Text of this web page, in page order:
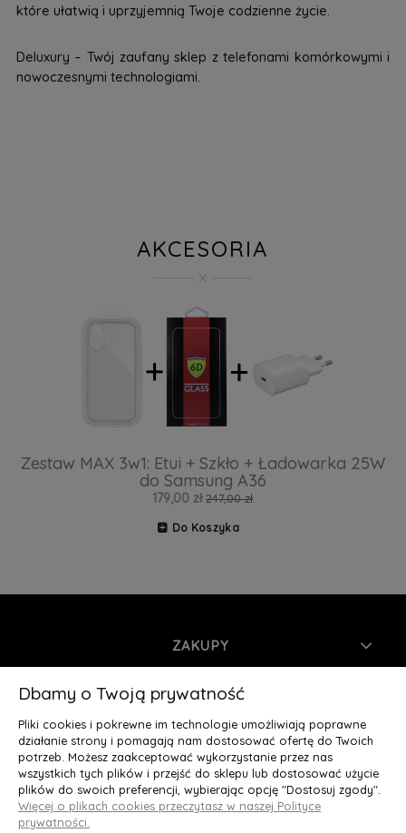
które ułatwią i uprzyjemnią Twoje codzienne życie.
Deluxury – Twój zaufany sklep z telefonami komórkowymi i
nowoczesnymi technologiami.
AKCESORIA
Zestaw MAX 3w1: Etui + Szkło + Ładowarka 25W
do Samsung A36
179,00 zł 247,00 zł
Do Koszyka
ZAKUPY
INFORMACJE
MOJE KONTO
O NAS
Deluxury.pl
Dbamy o Twoją prywatność
Pliki cookies i pokrewne im technologie umożliwiają poprawne
działanie strony i pomagają nam dostosować ofertę do Twoich
potrzeb. Możesz zaakceptować wykorzystanie przez nas
wszystkich tych plików i przejść do sklepu lub dostosować użycie
plików do swoich preferencji, wybierając opcję "Dostosuj zgody".
Więcej o plikach cookies przeczytasz w naszej Polityce
prywatności.